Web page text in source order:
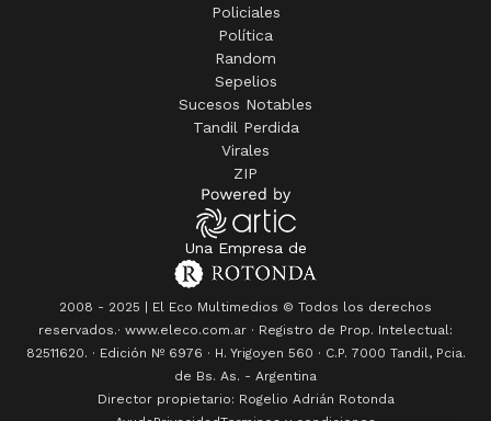
Policiales
Política
Random
Sepelios
Sucesos Notables
Tandil Perdida
Virales
ZIP
Una Empresa de
2008 - 2025 | El Eco Multimedios © Todos los derechos
reservados.· www.eleco.com.ar · Registro de Prop. Intelectual:
82511620. · Edición Nº 6976 · H. Yrigoyen 560 · C.P. 7000 Tandil, Pcia.
de Bs. As. - Argentina
Director propietario: Rogelio Adrián Rotonda